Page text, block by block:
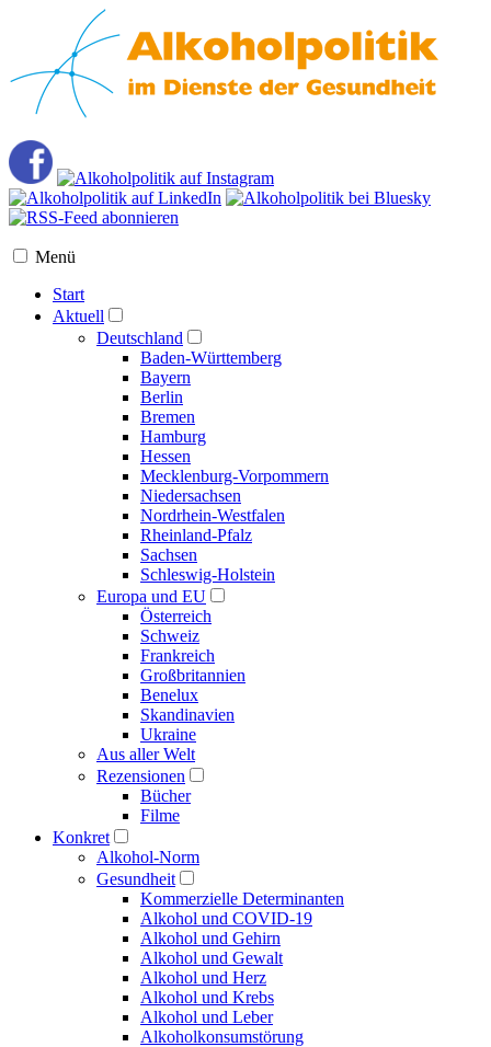
Menü
Start
Aktuell
Deutschland
Baden-Württemberg
Bayern
Berlin
Bremen
Hamburg
Hessen
Mecklenburg-Vorpommern
Niedersachsen
Nordrhein-Westfalen
Rheinland-Pfalz
Sachsen
Schleswig-Holstein
Europa und EU
Österreich
Schweiz
Frankreich
Großbritannien
Benelux
Skandinavien
Ukraine
Aus aller Welt
Rezensionen
Bücher
Filme
Konkret
Alkohol-Norm
Gesundheit
Kommerzielle Determinanten
Alkohol und COVID-19
Alkohol und Gehirn
Alkohol und Gewalt
Alkohol und Herz
Alkohol und Krebs
Alkohol und Leber
Alkoholkonsumstörung